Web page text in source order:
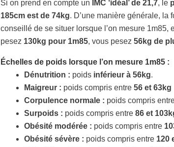
Si on prend en compte un
IMC ‘idéal’ de 21,7, le
185cm est de 74kg. D’une manière générale, la
conseillé de se situer lorsque l’on mesure 1m85,
pesez 130kg pour 1m85, vous pesez 56kg de
Échelles de poids lorsque l’on mesure 1m85 :
Dénutrition : poids inférieur à 56kg.
Maigreur : poids compris entre 56 et 63kg
Corpulence normale : poids compris
Surpoids : poids compris entre 86 et
Obésité modérée : poids compris entre
Obésité sévère : poids compris entre 120